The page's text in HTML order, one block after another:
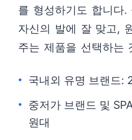
를 형성하기도 합니다
자신의 발에 잘 맞고,
주는 제품을 선택하는
국내외 유명 브랜드:
중저가 브랜드 및
원대